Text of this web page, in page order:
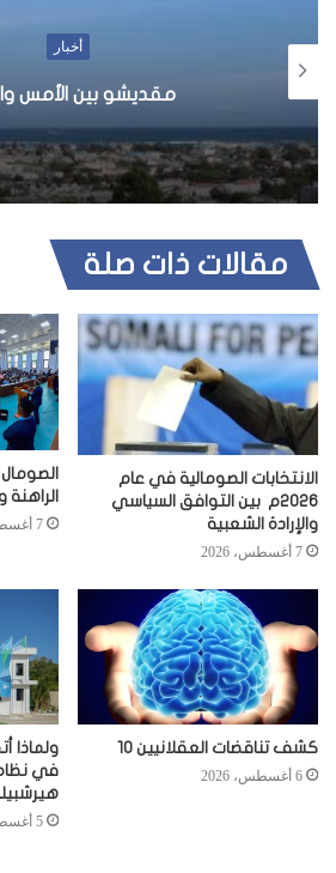
أخبار
مقديشو بين الأمس
مقالات ذات صلة
الانتخابات الصومالية في عام
2026م بين التوافق السياسي
والإرادة الشعبية
7 أغسطس، 2026
7 أغسطس، 2026
كشف تناقضات العقلانيين 10
6 أغسطس، 2026
ولماذا
في
5 أغسطس، 2026